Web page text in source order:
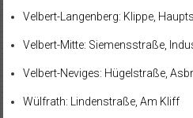
Velbert-Langenberg: Klippe,
Velbert-Mitte: Siemensstraße,
Velbert-Neviges: Hügelstraße,
Wülfrath: Lindenstraße, Am Kliff